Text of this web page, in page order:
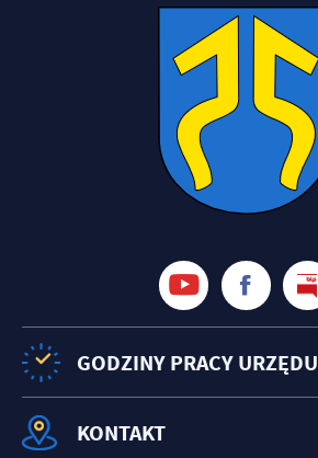
GODZINY PRACY URZĘDU
KONTAKT